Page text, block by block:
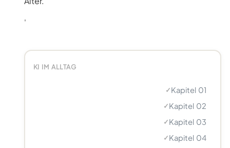
'
KI IM ALLTAG
✓Kapitel 01
✓Kapitel 02
✓Kapitel 03
✓Kapitel 04